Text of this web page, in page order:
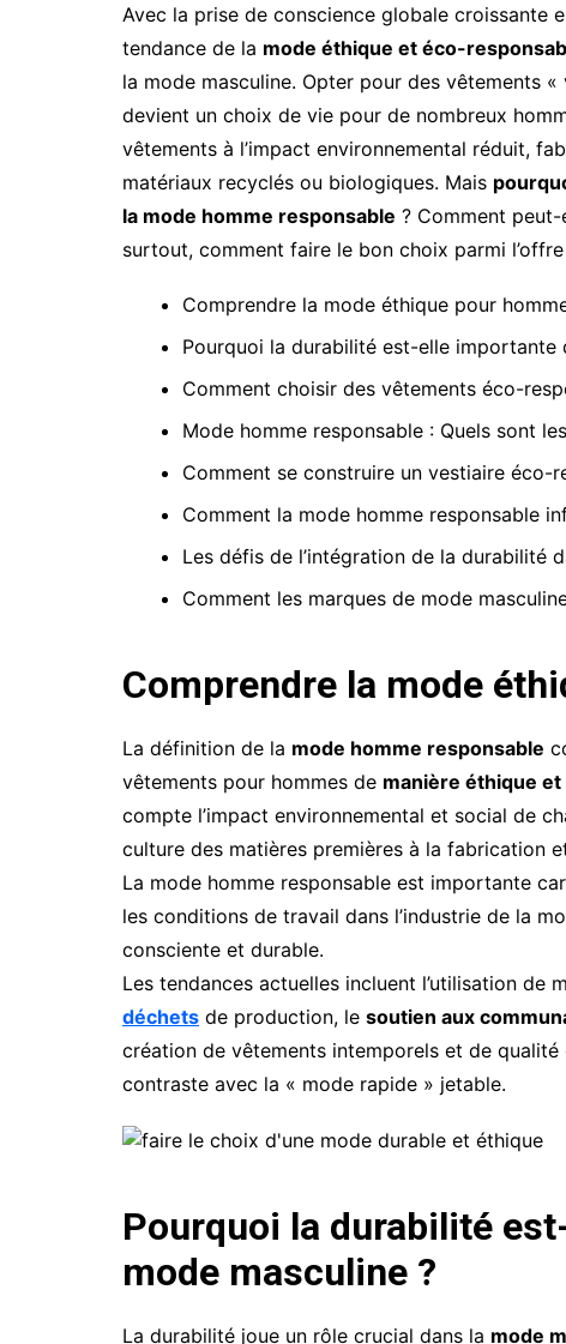
Avec la prise de conscience globale croissante
tendance de la mode éthique et éco-
la mode masculine. Opter pour des vêtements
devient un choix de vie pour de nombreux
vêtements à l’impact environnemental réduit,
matériaux recyclés ou biologiques. Mais
la mode homme responsable ? Comment
surtout, comment faire le bon choix parmi
Comprendre la mode éthique pour
Pourquoi la durabilité est-elle importante
Comment choisir des vêtements éco-
Mode homme responsable : Quels sont
Comment se construire un vestiaire éco-
Comment la mode homme responsable
Les défis de l’intégration de la durabilité
Comment les marques de mode
Comprendre la mode
La définition de la mode homme responsable
vêtements pour hommes de manière éthique et
compte l’impact environnemental et social de
culture des matières premières à la fabrication
La mode homme responsable est importante
les conditions de travail dans l’industrie de la
consciente et durable.
Les tendances actuelles incluent l’utilisation de
déchets de production, le soutien aux
création de vêtements intemporels et de
contraste avec la « mode rapide » jetable.
Pourquoi la durabilité
mode masculine ?
La durabilité joue un rôle crucial dans la mode